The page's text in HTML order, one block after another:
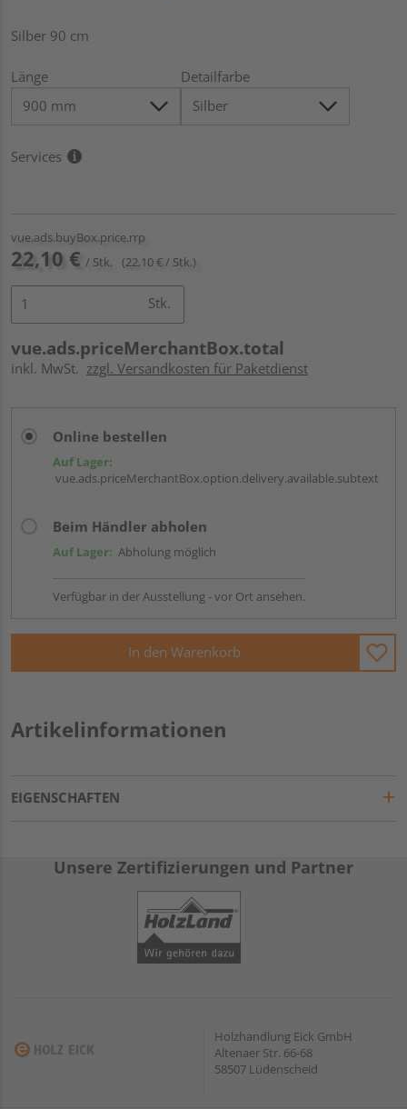
Silber 90 cm
Länge Detailfarbe
Services
vue.ads.buyBox.price.rrp
22,10 € / Stk. (22,10 € / Stk.)
Stk.
vue.ads.priceMerchantBox.total
inkl. MwSt. zzgl. Versandkosten für Paketdienst
Online bestellen
Auf Lager:
vue.ads.priceMerchantBox.option.delivery.available.subtext
Beim Händler abholen
Auf Lager: Abholung möglich
Verfügbar in der Ausstellung - vor Ort ansehen.
In den Warenkorb
Artikelinformationen
EIGENSCHAFTEN
Unsere Zertifizierungen und Partner
Holzhandlung Eick GmbH
Altenaer Str. 66-68
58507 Lüdenscheid